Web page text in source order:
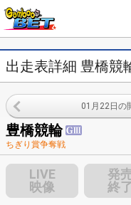
出走表詳細 豊橋競
01月22日の
豊橋競輪
ちぎり賞争奪戦
LIVE
映像
発
終了